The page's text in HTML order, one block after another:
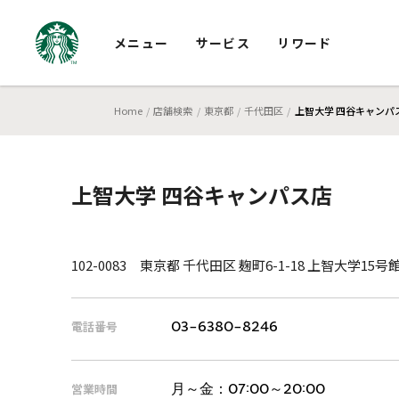
メニュー サービス リワード
Home 店舗検索 東京都 千代田区 上智大学 四谷キャンパ
上智大学 四谷キャンパス店
102-0083 東京都 千代田区 麹町6-1-18 上智大学15号
電話番号 03-6380-8246
営業時間 月～金： 07:00～20:00